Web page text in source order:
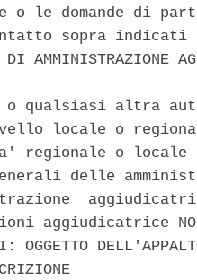
o le domande di
sopra indicati
DI AMMINISTRAZIONE
o qualsiasi altra
locale o
regionale o locale
delle
aggiudicatrice
OGGETTO